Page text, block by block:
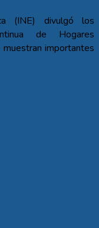
(INE) divulgó los
de Hogares
importantes